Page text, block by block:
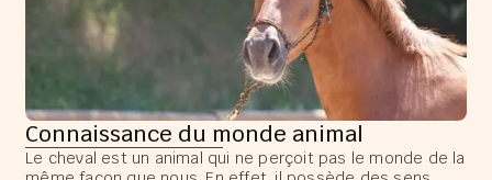
Connaissance du monde animal
Le cheval est un animal qui ne perçoit pas le monde de la